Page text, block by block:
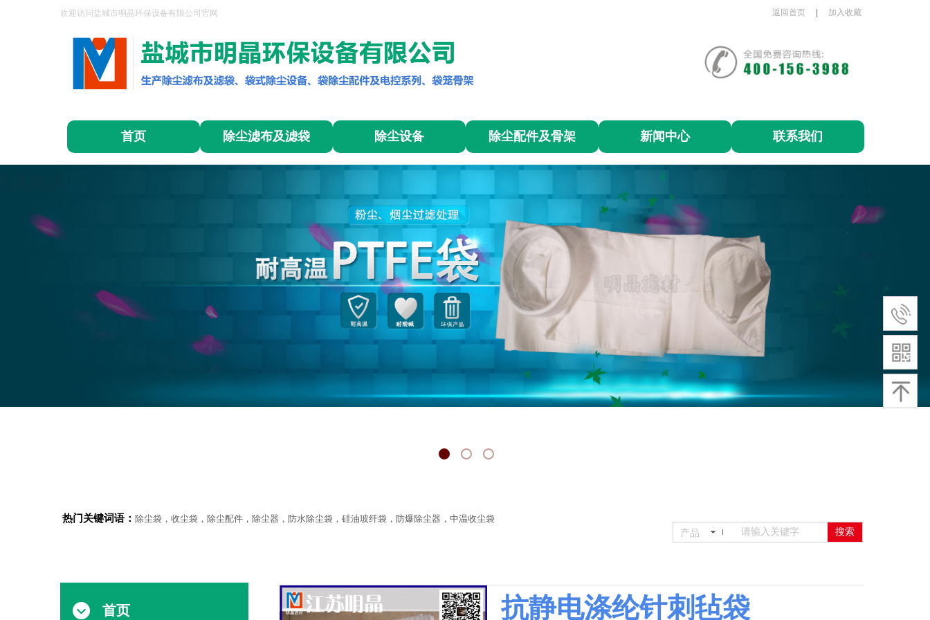
返回首页 加入收藏
欢迎访问盐城市明晶环保设备有限公司官网
首页 除尘滤布及滤袋 除尘设备 除尘配件及骨架 新闻中心 联系我们
热门关键词语： 除尘袋，收尘袋，除尘配件，除尘器，防水除尘袋，硅油玻纤袋，防爆除尘器，中温收尘袋
产品 搜索
首页 抗静电涤纶针刺毡袋